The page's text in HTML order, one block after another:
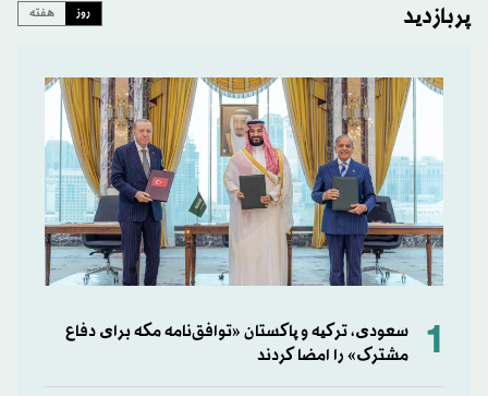
پربازدید روز هفته
1
سعودی، ترکیه و پاکستان «توافق‌نامه مکه برای دفاع
مشترک» را امضا کردند